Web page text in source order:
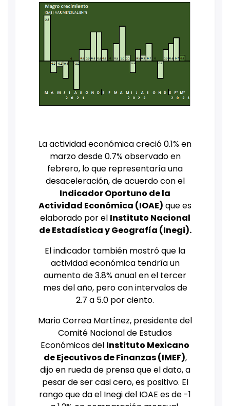
La actividad económica creció 0.1% en
marzo desde 0.7% observado en
febrero, lo que representaría una
desaceleración, de acuerdo con el
Indicador Oportuno de la
Actividad Económica (IOAE) que es
elaborado por el Instituto Nacional
de Estadística y Geografía (Inegi).
El indicador también mostró que la
actividad económica tendría un
aumento de 3.8% anual en el tercer
mes del año, pero con intervalos de
2.7 a 5.0 por ciento.
Mario Correa Martínez, presidente del
Comité Nacional de Estudios
Económicos del Instituto Mexicano
de Ejecutivos de Finanzas (IMEF),
dijo en rueda de prensa que el dato, a
pesar de ser casi cero, es positivo. El
rango que da el Inegi del IOAE es de -1